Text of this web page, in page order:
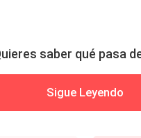
saber qué pasa
Sigue Leyendo